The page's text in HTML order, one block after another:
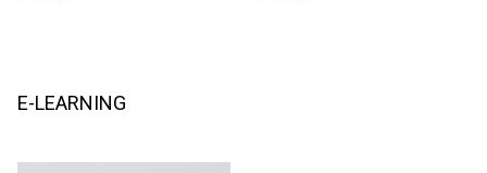
E-LEARNING